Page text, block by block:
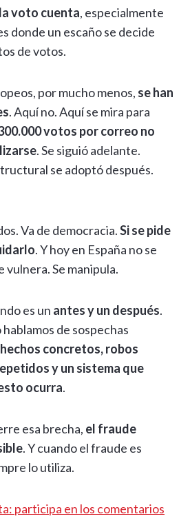
voto cuenta, especialmente
donde un escaño se decide
de votos.
por mucho menos, se han
. Aquí no. Aquí se mira para
votos por correo no
. Se siguió adelante.
se adoptó después.
Va de democracia.Si se pide
. Y hoy en España no se
vulnera. Se manipula.
es un antes y un después.
de sospechas
hechos concretos, robos
y un sistema que
ocurra.
esa brecha, el fraude
. Y cuando el fraude es
lo utiliza.
participa en los comentarios